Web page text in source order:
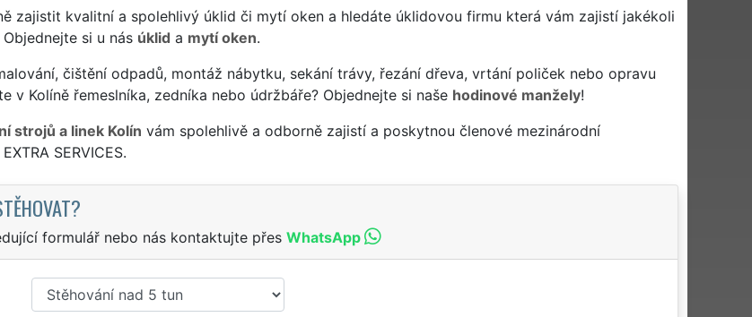
zajistit kvalitní a spolehlivý úklid či mytí oken a hledáte úklidovou firmu která vám zajistí jakékoli
si u nás úklid a mytí oken.
čištění odpadů, montáž nábytku, sekání trávy, řezání dřeva, vrtání poliček nebo opravu
v Kolíně řemeslníka, zedníka nebo údržbáře? Objednejte si naše hodinové manžely!
strojů a linek Kolín vám spolehlivě a odborně zajistí a poskytnou členové mezinárodní
SERVICES.
formulář nebo nás kontaktujte přes WhatsApp